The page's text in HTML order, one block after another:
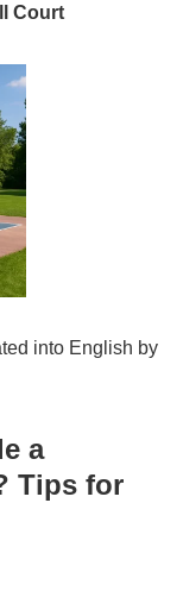
Court
into English by
a
Tips for